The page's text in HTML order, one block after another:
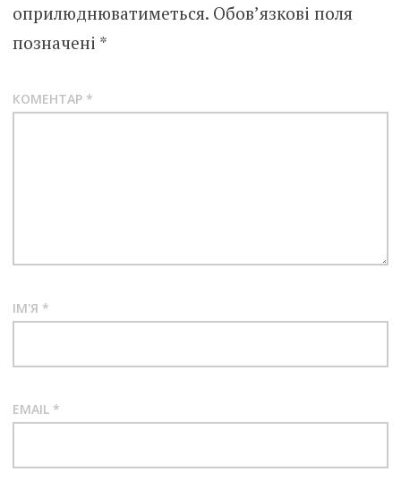
оприлюднюватиметься. Обов’язкові поля
позначені *
КОМЕНТАР *
ІМ'Я *
EMAIL *